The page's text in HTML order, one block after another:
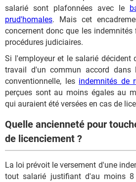
salarié sont plafonnées avec le
prud'homales. Mais cet
concernent donc que les indemnités
procédures judiciaires.
Si l'employeur et le salarié décident
travail d'un commun accord dans
conventionnelle, les indemnités de
perçues sont au moins égales au
qui auraient été versées en cas de
Quelle ancienneté pour
de licenciement ?
La loi prévoit le versement d'une
tout salarié justifiant d'au moins 8